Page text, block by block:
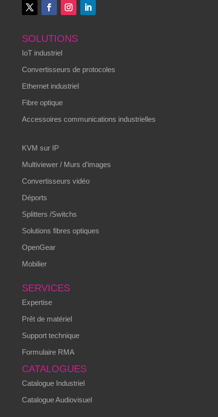
SOLUTIONS
IoT industriel
Convertisseurs de protocoles
Ethernet industriel
Fibre optique
Accessoires communications industrielles
KVM sur IP
Multiviewer / Murs d’images
Convertisseurs vidéo
Déports
Splitters /Switchs
Solutions fibres optiques
OpenGear
Mobilier
SERVICES
Expertise
Prêt de matériel
Support technique
Formulaire RMA
CATALOGUES
Catalogue Industriel
Catalogue Audiovisuel